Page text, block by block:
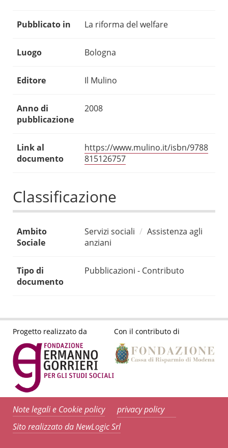
Pubblicato in La riforma del welfare
Luogo Bologna
Editore Il Mulino
Anno di
pubblicazione
2008
Link al
documento
https://www.mulino.it/isbn/9788
815126757
Classificazione
Ambito
Sociale
Servizi sociali
Assistenza agli
anziani
Tipo di
documento
Pubblicazioni - Contributo
Progetto realizzato da Con il contributo di
Note legali e Cookie policy
privacy policy
Sito realizzato da NewLogic Srl